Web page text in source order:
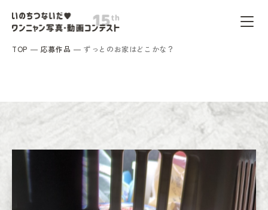
TOP 応募作品 ずっとのお家はどこかな？